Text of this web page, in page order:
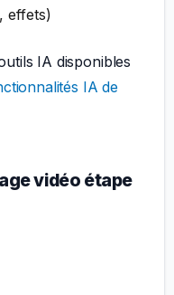
effets)
IA disponibles
IA de
vidéo étape